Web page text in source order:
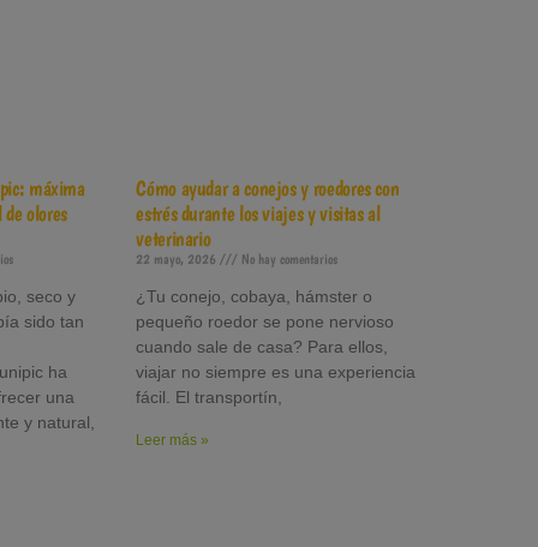
máxima
olores
seco y
sido tan
ha
una
y natural,
Cómo ayudar a conejos y roedores con
estrés durante los viajes y visitas al
veterinario
22 mayo, 2026 No hay comentarios
¿Tu conejo, cobaya, hámster o
pequeño roedor se pone nervioso
cuando sale de casa? Para ellos,
viajar no siempre es una experiencia
fácil. El transportín,
Leer más »